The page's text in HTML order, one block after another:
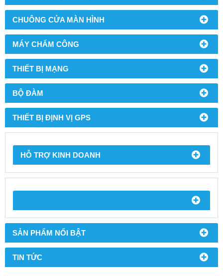
CHUÔNG CỬA MÀN HÌNH
MÁY CHẤM CÔNG
THIẾT BỊ MẠNG
BỘ ĐÀM
THIẾT BỊ ĐỊNH VỊ GPS
HỖ TRỢ KINH DOANH
SẢN PHẨM NỔI BẬT
TIN TỨC